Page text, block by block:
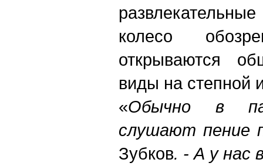
колесо
открываются
виды на степной
«Обычно в
слушают пение
Зубков. - А у нас